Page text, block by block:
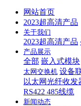
网站首页
2023超高清产品
关于我们
2023超高清产品
产品展示
全部 嵌入式模块
太网交换机 设备
以太网光纤收发
RS422 485线缆
新闻动态